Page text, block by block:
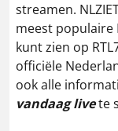
streamen.
meest populaire
kunt zien op
officiële
ook alle
vandaag livete